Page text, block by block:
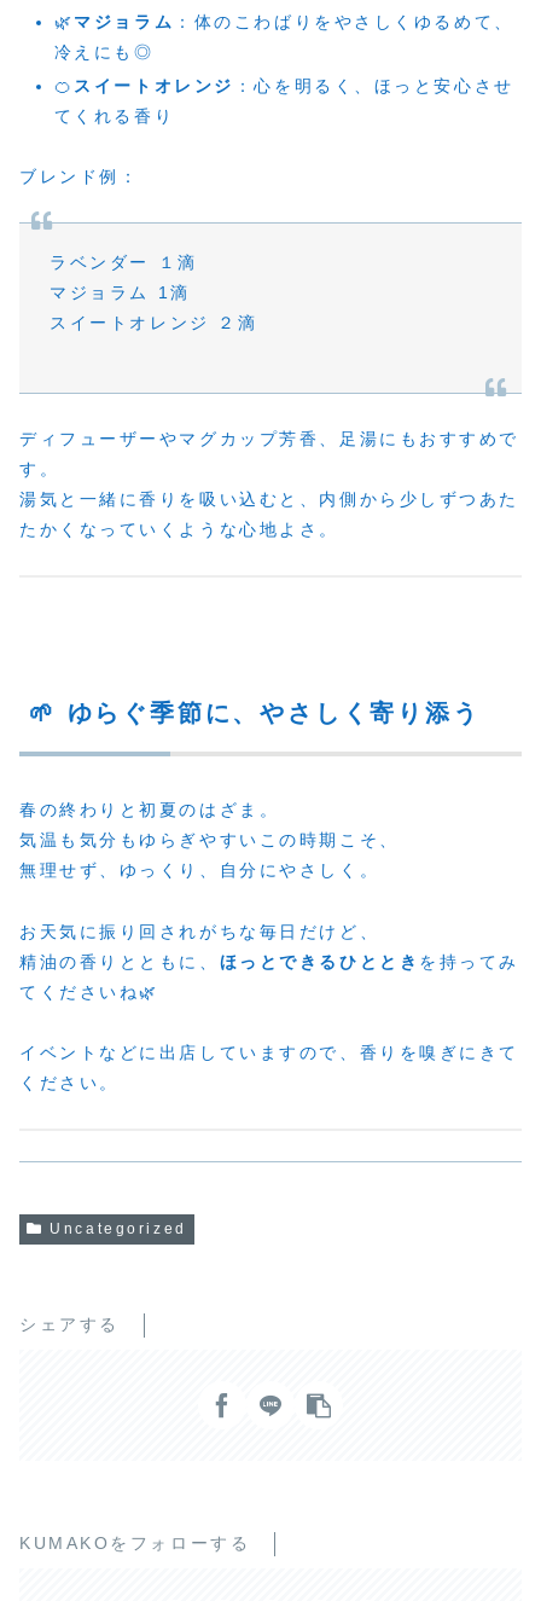
🌿 マジョラム ：体のこわばりをやさしくゆるめて、
冷えにも◎
🍊 スイートオレンジ ：心を明るく、ほっと安心させ
てくれる香り
ブレンド例：
ラベンダー １滴
マジョラム 1滴
スイートオレンジ ２滴
ディフューザーやマグカップ芳香、足湯にもおすすめで
す。
湯気と一緒に香りを吸い込むと、内側から少しずつあた
たかくなっていくような心地よさ。
🌱 ゆらぐ季節に、やさしく寄り添う
春の終わりと初夏のはざま。
気温も気分もゆらぎやすいこの時期こそ、
無理せず、ゆっくり、自分にやさしく。
お天気に振り回されがちな毎日だけど、
精油の香りとともに、 ほっとできるひととき を持ってみ
てくださいね🌿
イベントなどに出店していますので、香りを嗅ぎにきて
ください。
Uncategorized
シェアする
KUMAKOをフォローする